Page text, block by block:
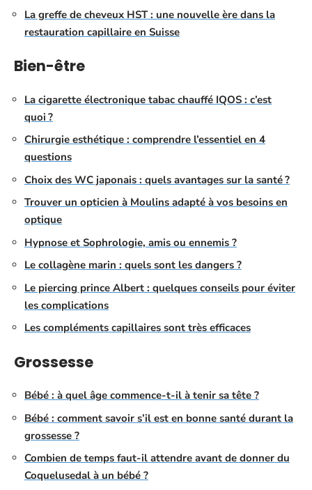
La greffe de cheveux HST : une nouvelle ère dans la
restauration capillaire en Suisse
Bien-être
La cigarette électronique tabac chauffé IQOS : c’est
quoi ?
Chirurgie esthétique : comprendre l’essentiel en 4
questions
Choix des WC japonais : quels avantages sur la santé ?
Trouver un opticien à Moulins adapté à vos besoins en
optique
Hypnose et Sophrologie, amis ou ennemis ?
Le collagène marin : quels sont les dangers ?
Le piercing prince Albert : quelques conseils pour éviter
les complications
Les compléments capillaires sont très efficaces
Grossesse
Bébé : à quel âge commence-t-il à tenir sa tête ?
Bébé : comment savoir s’il est en bonne santé durant la
grossesse ?
Combien de temps faut-il attendre avant de donner du
Coquelusedal à un bébé ?